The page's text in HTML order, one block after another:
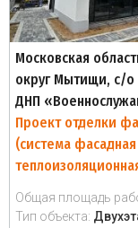
Московская
округ Мытищи, с/о
ДНП
Проект отделки
(система фасадная
Общая площадь
Тип объекта: